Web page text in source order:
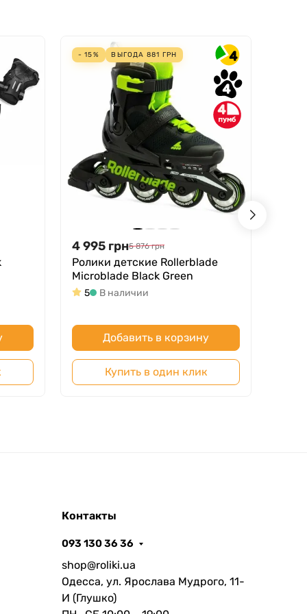
4
4
4
- 15% ВЫГОДА 881 ГРН
4 995 грн5 876 грн
Ролики детские Rollerblade
Microblade Black Green
5 В наличии
Добавить в корзину
Купить в один клик
Контакты
093 130 36 36
shop@roliki.ua
Одесса, ул. Ярослава Мудрого, 11-
И (Глушко)